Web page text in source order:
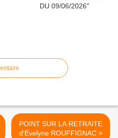
POINT SUR LA RETRAITE
d'Evelyne ROUFFIGNAC >